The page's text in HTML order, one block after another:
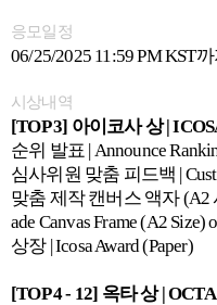
응모일정
06/25/2025 11:59 PM KST
시상내역
[TOP 3] 아이코사 상 |
순위 발표 | Announce
심사위원 맞춤 피드백 |
맞춤 제작 캔버스 액자 (A2
ade Canvas Frame (A2 Size)
상장 | Icosa Award (Paper)
[TOP 4 - 12] 옥타 상 |